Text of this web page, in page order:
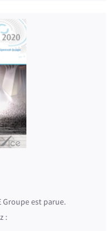
Groupe est parue.
: